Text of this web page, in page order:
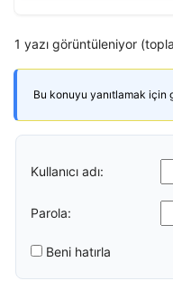
1 yazı görüntüleniyor
Bu konuyu yanıtlamak için
Kullanıcı adı:
Parola:
Beni hatırla